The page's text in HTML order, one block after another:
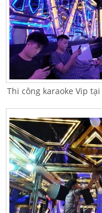
Thi công karaoke Vip